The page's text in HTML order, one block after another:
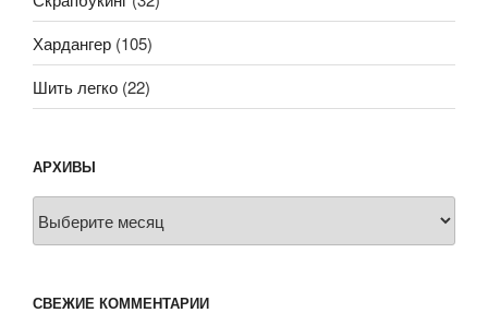
Хардангер (105)
Шить легко (22)
АРХИВЫ
СВЕЖИЕ КОММЕНТАРИИ